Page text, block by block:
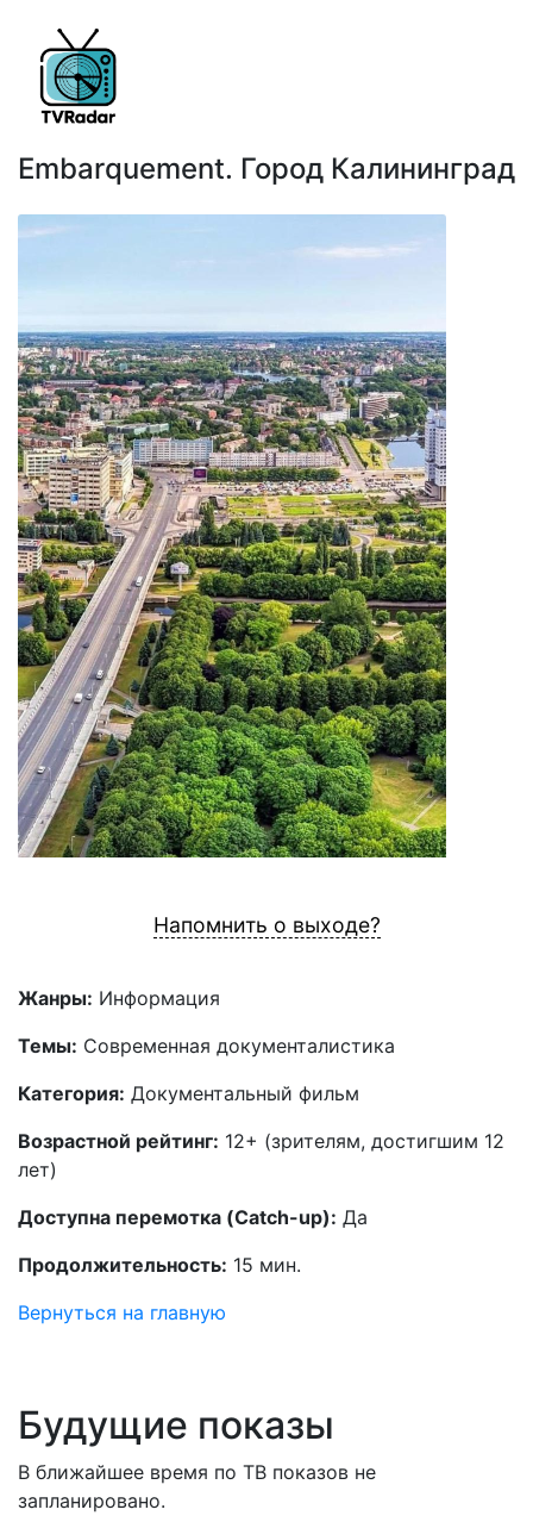
Embarquement. Город Калининград
Напомнить о выходе?
Жанры: Информация
Темы: Современная документалистика
Категория: Документальный фильм
Возрастной рейтинг: 12+ (зрителям, достигшим 12
лет)
Доступна перемотка (Catch-up): Да
Продолжительность: 15 мин.
Вернуться на главную
Будущие показы
В ближайшее время по ТВ показов не
запланировано.